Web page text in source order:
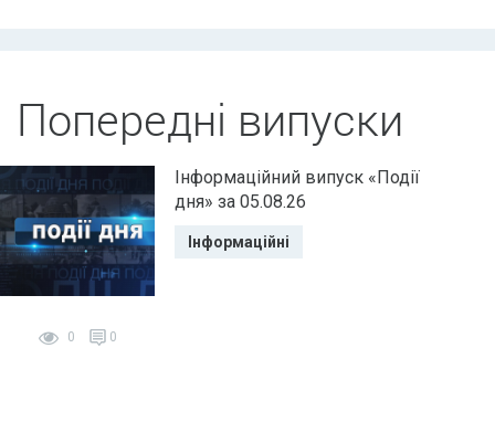
Попередні випуски
0 0
Інформаційний випуск «Події
дня» за 05.08.26
Інформаційні